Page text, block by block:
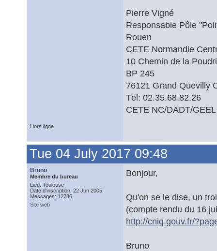
Pierre Vigné
Responsable Pôle
Rouen
CETE Normandie
10 Chemin de la
BP 245
76121 Grand Quevilly
Tél: 02.35.68.82.26
CETE NC/DADT/GEEL
Hors ligne
Tue 04 July 2017 09:48
Bruno
Membre du bureau
Lieu: Toulouse
Date d'inscription: 22 Jun 2005
Messages: 12786
Site web
Bonjour,
Qu'on se le dise, un
(compte rendu du 16
http://cnig.gouv.fr/
Bruno